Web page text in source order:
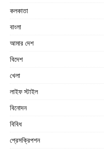
কলকাতা
বাংলা
আমার দেশ
বিদেশ
খেলা
লাইফ স্টাইল
বিনোদন
বিবিধ
প্রেসক্রিপশন